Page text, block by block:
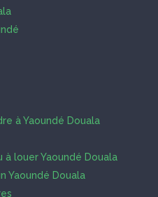
à Yaoundé Douala
louer Yaoundé Douala
Yaoundé Douala